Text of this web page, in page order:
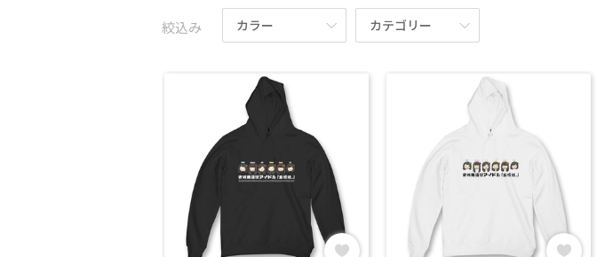
絞込み カラー カテゴリー